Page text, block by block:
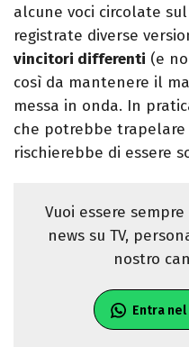
alcune voci circolate
registrate diverse
vincitori differenti (e
così da mantenere il
messa in onda. In
che potrebbe
rischierebbe di essere
Vuoi essere
news su TV,
nostro
Entra nel